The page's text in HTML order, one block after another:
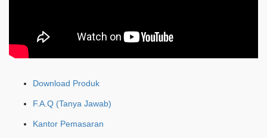
Download Produk
F.A.Q (Tanya Jawab)
Kantor Pemasaran